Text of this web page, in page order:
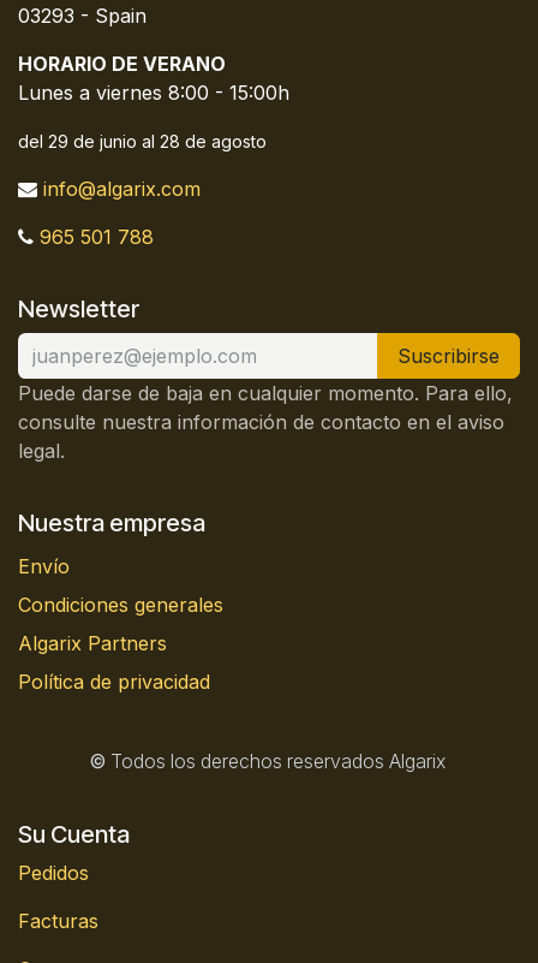
03293 - Spain
HORARIO DE VERANO
Lunes a viernes 8:00 - 15:00h
del 29 de junio al 28 de agosto
info@algarix.com
965 501 788
Newsletter
Suscribirse
Puede darse de baja en cualquier momento. Para ello,
consulte nuestra información de contacto en el aviso
legal.
Nuestra empresa
Envío
Condiciones generales
Algarix Partners
Política de privacidad
© Todos los derechos reservados Algarix
Su Cuenta
Pedidos
Facturas